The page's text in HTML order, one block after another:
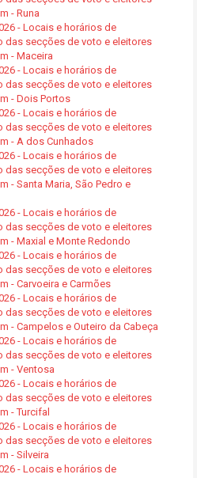
- Runa
- Locais e horários de
das secções de voto e eleitores
- Maceira
- Locais e horários de
das secções de voto e eleitores
- Dois Portos
- Locais e horários de
das secções de voto e eleitores
- A dos Cunhados
- Locais e horários de
das secções de voto e eleitores
- Santa Maria, São Pedro e
- Locais e horários de
das secções de voto e eleitores
- Maxial e Monte Redondo
- Locais e horários de
das secções de voto e eleitores
- Carvoeira e Carmões
- Locais e horários de
das secções de voto e eleitores
- Campelos e Outeiro da Cabeça
- Locais e horários de
das secções de voto e eleitores
- Ventosa
- Locais e horários de
das secções de voto e eleitores
- Turcifal
- Locais e horários de
das secções de voto e eleitores
- Silveira
- Locais e horários de